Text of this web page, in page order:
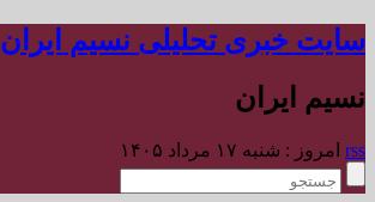
سایت خبری تحلیلی نسیم ایران
نسیم ایران
rss امروز : شنبه ۱۷ مرداد ۱۴۰۵